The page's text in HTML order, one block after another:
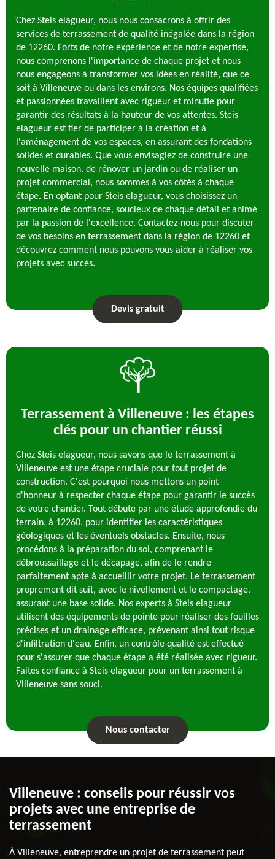
Chez Steis elagueur, nous nous consacrons à offrir des
services de terrassement de qualité inégalée dans la région
de 12260. Forts de notre expérience et de notre expertise,
nous comprenons l'importance de chaque projet et nous
nous engageons à transformer vos idées en réalité, que ce
soit à Villeneuve ou dans les environs. Nos équipes qualifiées
et passionnées travaillent avec rigueur et minutie pour
garantir des résultats à la hauteur de vos attentes. Steis
elagueur est fier de participer à la création et à
l'aménagement de vos espaces, en assurant des fondations
solides et durables. Que vous envisagiez de construire une
nouvelle maison, de rénover un jardin ou de réaliser un
projet commercial, nous sommes à vos côtés à chaque
étape. En optant pour Steis elagueur, vous choisissez un
partenaire de confiance, soucieux de chaque détail et animé
par la passion de l'excellence. Contactez-nous pour discuter
de vos besoins en terrassement dans la région de 12260 et
découvrez comment nous pouvons vous aider à réaliser vos
projets avec succès.
Devis gratuit
Terrassement à Villeneuve : les étapes
clés pour un chantier réussi
Chez Steis elagueur, nous savons que le terrassement à
Villeneuve est une étape cruciale pour tout projet de
construction. C'est pourquoi nous mettons un point
d'honneur à respecter chaque étape pour garantir le succès
de votre chantier. Tout débute par une étude approfondie du
terrain, à 12260, pour identifier les caractéristiques
géologiques et les éventuels obstacles. Ensuite, nous
procédons à la préparation du sol, comprenant le
débroussaillage et le décapage, afin de le rendre
parfaitement apte à accueillir votre projet. Le terrassement
proprement dit suit, avec le nivellement et le compactage,
assurant une base solide. Nos experts à Steis elagueur
utilisent des équipements de pointe pour réaliser des fouilles
précises et un drainage efficace, prévenant ainsi tout risque
d'infiltration d'eau. Enfin, un contrôle qualité est effectué
pour s'assurer que chaque étape a été réalisée avec rigueur.
Faites confiance à Steis elagueur pour un terrassement à
Villeneuve sans souci.
Nous contacter
Villeneuve : conseils pour réussir vos
projets avec une entreprise de
terrassement
À Villeneuve, entreprendre un projet de terrassement peut